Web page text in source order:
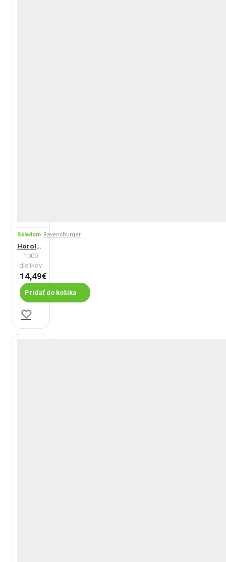
Skladom Ravensburger
Horolezectvo
1000
dielikov
14,49€
Pridať do košíka